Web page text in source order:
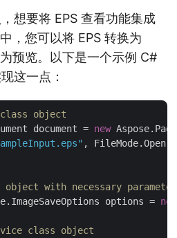
想要将 EPS 查看功能集成
，您可以将 EPS 转换为
预览。以下是一个示例 C#
这一点：
class object
document = new
, FileMode.Open,
with necessary
options = new
class object